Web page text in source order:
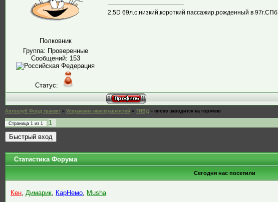
Полковник
Группа: Проверенные
Сообщений: 153
Статус:
2,5D 69л.с.низкий,короткий пассажир,рожденный в 97г.СПб.
Автоклуб Форд транзит » Устранение неисправностей » ТНВД » плохо заводится на горячею
Страница 1 из 1 1
Статистика Форума
Сегодня нас посетили
Кен, Димарик, КарНемо, Musha